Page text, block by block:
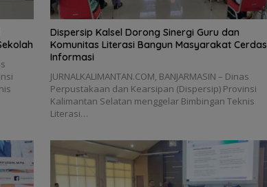
Dispersip Kalsel Dorong Sinergi Guru dan
Komunitas Literasi Bangun Masyarakat Cerdas
Informasi
JURNALKALIMANTAN.COM, BANJARMASIN – Dinas
Perpustakaan dan Kearsipan (Dispersip) Provinsi
Kalimantan Selatan menggelar Bimbingan Teknis
Literasi…